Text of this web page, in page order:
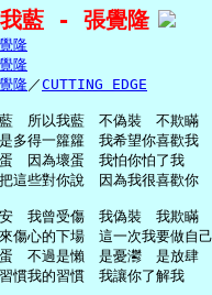
我藍 - 張覺隆
隆
隆
隆／CUTTING EDGE
　所以我藍　不偽裝　不欺瞞
多得一籮籮　我希望你喜歡我
　因為壞蛋　我怕你怕了我
這些對你說　因為我很喜歡你
　我曾受傷　我偽裝　我欺瞞
傷心的下場　這一次我要做自己
　不過是懶　是憂灪　是放肆
慣我的習慣　我讓你了解我